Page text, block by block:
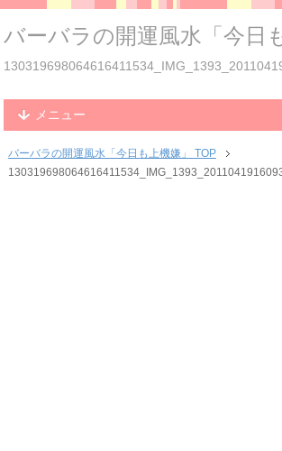
バーバラの開運風水「今日
メニュー
バーバラの開運風水「今日も上機嫌」 TOP